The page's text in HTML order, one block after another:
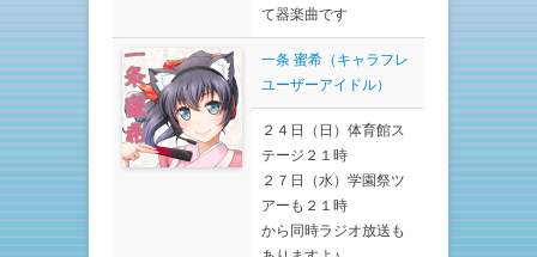
て器楽曲です
一条 蜜希（キャラフレ
ユーザーアイドル）
２４日（日）体育館ス
テージ２１時
２７日（水）学園祭ツ
アーも２１時
から同時ラジオ放送も